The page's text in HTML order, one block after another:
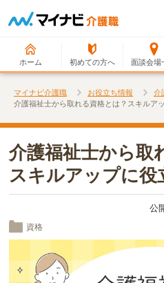
ホーム 初めての方へ 面談会場
マイナビ介護職 お役立ち情報 介
介護福祉士から取れる資格とは？スキルア
介護福祉士から取
スキルアップに役
公
資格